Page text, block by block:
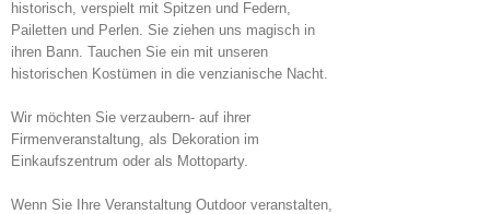
historisch, verspielt mit Spitzen und Federn,
Pailetten und Perlen. Sie ziehen uns magisch in
ihren Bann. Tauchen Sie ein mit unseren
historischen Kostümen in die venzianische Nacht.
Wir möchten Sie verzaubern- auf ihrer
Firmenveranstaltung, als Dekoration im
Einkaufszentrum oder als Mottoparty.
Wenn Sie Ihre Veranstaltung Outdoor veranstalten,